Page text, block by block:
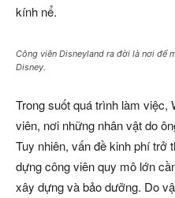
kính nể.
Công viên Disneyland ra đời là nơi để
Disney.
Trong suốt quá trình làm việc,
viên, nơi những nhân vật do
Tuy nhiên, vấn đề kinh phí trở
dựng công viên quy mô lớn
xây dựng và bảo dưỡng. Do